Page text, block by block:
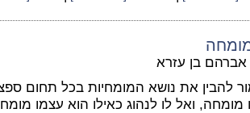
אברהם בן עזרא
את נושא המומחיות בכל תחום
מומחה, ואל לו לנהוג כאילו הוא עצמו